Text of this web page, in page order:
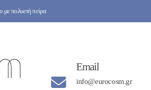
πολυετή πείρα
Email
info@eurocosm.gr